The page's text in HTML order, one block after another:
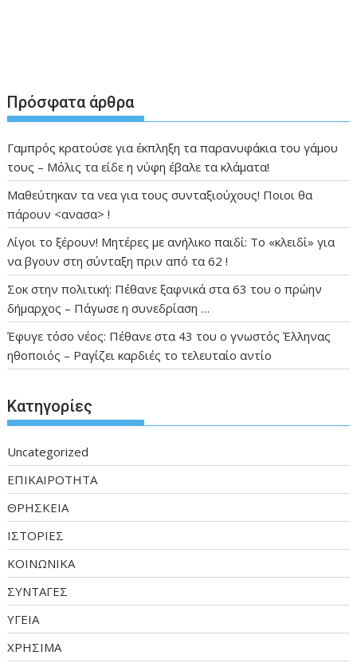
Πρόσφατα άρθρα
Γαμπρός κρατούσε για έκπληξη τα παρανυφάκια του γάμου
τους – Μόλις τα είδε η νύφη έβαλε τα κλάματα!
Μαθεύτηκαν τα νεα για τους συνταξιούχους! Ποιοι θα
πάρουν <ανασα> !
Λίγοι το ξέρουν! Μητέρες με ανήλικο παιδί: Το «κλειδί» για
να βγουν στη σύνταξη πριν από τα 62 !
Σοκ στην πολιτική: Πέθανε ξαφνικά στα 63 του ο πρώην
δήμαρχος – Πάγωσε η συνεδρίαση …
Έφυγε τόσο νέος: Πέθανε στα 43 του ο γνωστός Έλληνας
ηθοποιός – Ραγίζει καρδιές το τελευταίο αντίο
Kατηγορίες
Uncategorized
ΕΠΙΚΑΙΡΟΤΗΤΑ
ΘΡΗΣΚΕΙΑ
ΙΣΤΟΡΙΕΣ
ΚΟΙΝΩΝΙΚΑ
ΣΥΝΤΑΓΕΣ
ΥΓΕΙΑ
ΧΡΗΣΙΜΑ